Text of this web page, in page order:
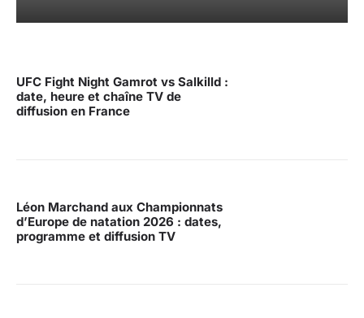
UFC Fight Night Gamrot vs Salkilld :
date, heure et chaîne TV de
diffusion en France
Léon Marchand aux Championnats
d’Europe de natation 2026 : dates,
programme et diffusion TV